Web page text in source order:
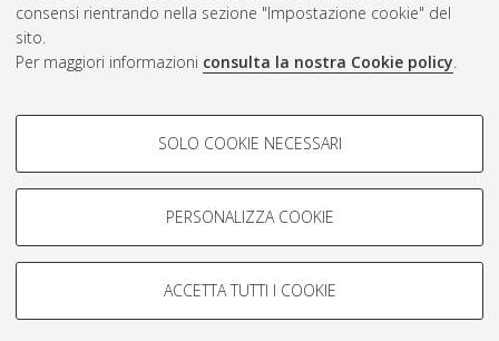
consensi rientrando nella sezione "Impostazione cookie" del
sito.
Per maggiori informazioni consulta la nostra Cookie policy.
COOKIE DI PROFILAZIONE -
Si tratta di cookie utilizzati per analizzare le caratteristiche della
navigazione degli utenti, creare profili in base al loro comportamento
Mostra cookie di profilazione
COOKIE TECNICI - NECESSARI
SOLO COOKIE NECESSARI
PERSONALIZZA COOKIE
ACCETTA TUTTI I COOKIE
ISSN: 2038-7946
Impostazioni Cookie
Informativa sulla privacy
Condizioni d’uso del sito